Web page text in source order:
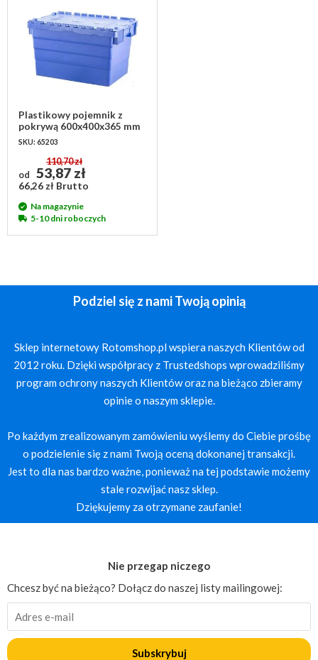
Plastikowy pojemnik z
pokrywą 600x400x365 mm
SKU: 65203
od
110,70 zł
53,87 zł
66,26 zł Brutto
Na magazynie
5-10 dni roboczych
Podziel się z nami Twoją opinią
Sklep internetowy Rotomshop.pl wspiera naszych Klientów od
2012 roku. Dzięki współpracy z Trustedshops wprowadziliśmy
program ochrony naszych Klientów oraz na bieżąco zbieramy
opinie o naszym sklepie.
Po każdym zrealizowanym zamówieniu wyślemy do Ciebie prośbę
o podzielenie się z nami Twoją oceną dokonanej transakcji.
Jest to dla nas bardzo ważne, ponieważ na tej podstawie możemy
stale rozwijać nasz sklep.
Dziękujemy za otrzymane zaufanie!
Nie przegap niczego
Chcesz być na bieżąco? Dołącz do naszej listy mailingowej:
Subskrybuj